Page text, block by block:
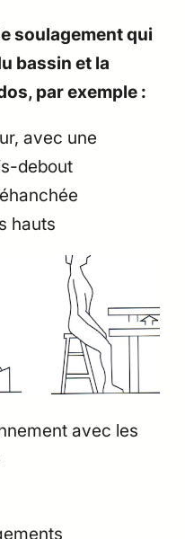
soulagement qui
bassin et la
par exemple :
avec une
debout
hauts
avec les